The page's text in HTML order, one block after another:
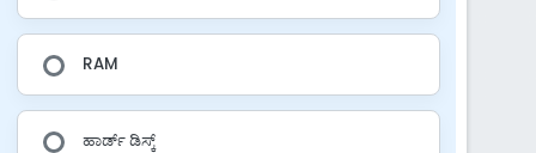
RAM
ಹಾರ್ಡ್ ಡಿಸ್ಕ್